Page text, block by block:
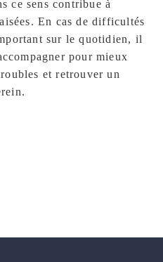
ce sens contribue à
En cas de difficultés
sur le quotidien, il
pour mieux
et retrouver un